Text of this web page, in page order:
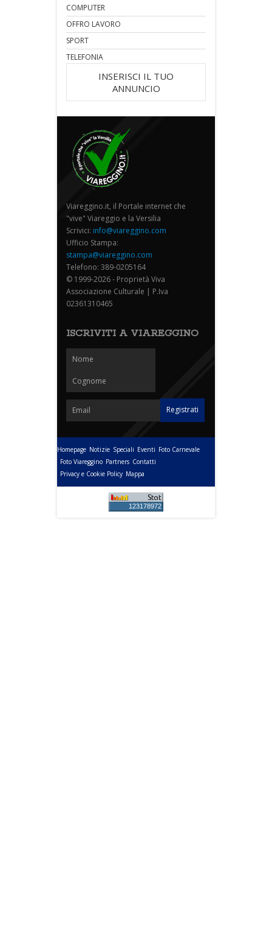
COMPUTER
OFFRO LAVORO
SPORT
TELEFONIA
INSERISCI IL TUO
ANNUNCIO
Viareggino.it, il Portale internet che
"vive" Viareggio e la Versilia
Scrivici: info@viareggino.com
Ufficio Stampa:
stampa@viareggino.com
Telefono: 389-0205164
© 1999-2026 - Proprietà Viva
Associazione Culturale | P.Iva
02361310465
ISCRIVITI A VIAREGGINO
Homepage Notizie Speciali Eventi Foto Carnevale
Foto Viareggino Partners Contatti
Privacy e Cookie Policy Mappa
123178972